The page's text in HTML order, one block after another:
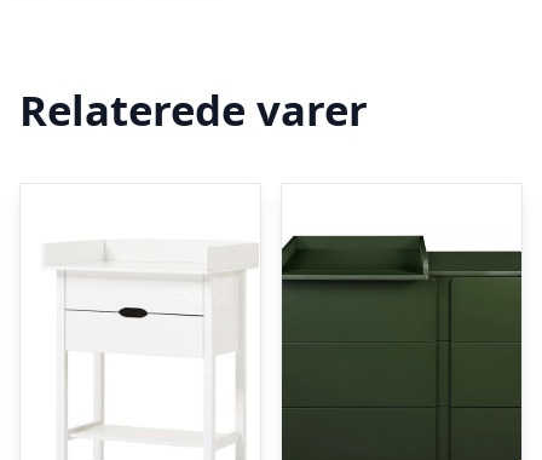
Relaterede varer